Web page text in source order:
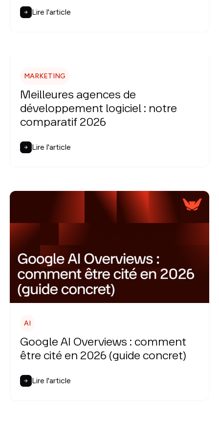
Lire l'article
MARKETING
Meilleures agences de
développement logiciel : notre
comparatif 2026
Lire l'article
AI
Google AI Overviews : comment
être cité en 2026 (guide concret)
Lire l'article